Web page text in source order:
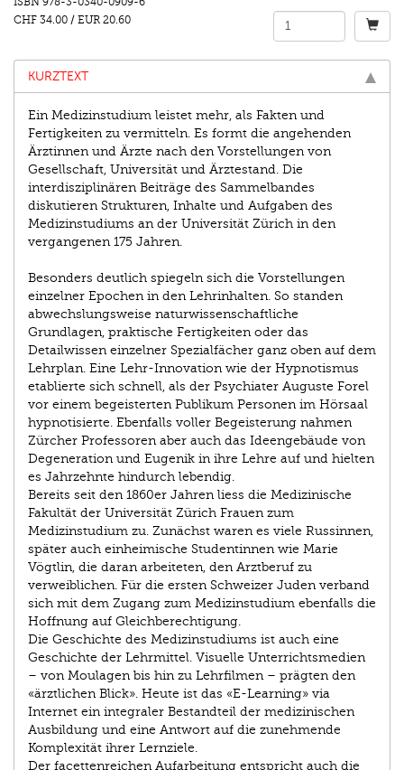
CHF 34.00 / EUR 20.60
KURZTEXT
Ein Medizinstudium leistet mehr, als Fakten und
Fertigkeiten zu vermitteln. Es formt die angehenden
Ärztinnen und Ärzte nach den Vorstellungen von
Gesellschaft, Universität und Ärztestand. Die
interdisziplinären Beiträge des Sammelbandes
diskutieren Strukturen, Inhalte und Aufgaben des
Medizinstudiums an der Universität Zürich in den
vergangenen 175 Jahren.
Besonders deutlich spiegeln sich die Vorstellungen
einzelner Epochen in den Lehrinhalten. So standen
abwechslungsweise naturwissenschaftliche
Grundlagen, praktische Fertigkeiten oder das
Detailwissen einzelner Spezialfächer ganz oben auf dem
Lehrplan. Eine Lehr-Innovation wie der Hypnotismus
etablierte sich schnell, als der Psychiater Auguste Forel
vor einem begeisterten Publikum Personen im Hörsaal
hypnotisierte. Ebenfalls voller Begeisterung nahmen
Zürcher Professoren aber auch das Ideengebäude von
Degeneration und Eugenik in ihre Lehre auf und hielten
es Jahrzehnte hindurch lebendig.
Bereits seit den 1860er Jahren liess die Medizinische
Fakultät der Universität Zürich Frauen zum
Medizinstudium zu. Zunächst waren es viele Russinnen,
später auch einheimische Studentinnen wie Marie
Vögtlin, die daran arbeiteten, den Arztberuf zu
verweiblichen. Für die ersten Schweizer Juden verband
sich mit dem Zugang zum Medizinstudium ebenfalls die
Hoffnung auf Gleichberechtigung.
Die Geschichte des Medizinstudiums ist auch eine
Geschichte der Lehrmittel. Visuelle Unterrichtsmedien
– von Moulagen bis hin zu Lehrfilmen – prägten den
«ärztlichen Blick». Heute ist das «E-Learning» via
Internet ein integraler Bestandteil der medizinischen
Ausbildung und eine Antwort auf die zunehmende
Komplexität ihrer Lernziele.
Der facettenreichen Aufarbeitung entspricht auch die